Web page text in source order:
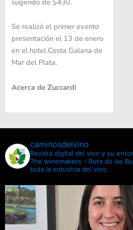
Se realizó el primer evento
presentación el 13 de enero
en el hotel Costa Galana de
Mar del Plata.
Acerca de Zuccardi
caminosdelvino
Revista digital del vino y su
The winemakers - Ruta de las
toda la industria del vino.